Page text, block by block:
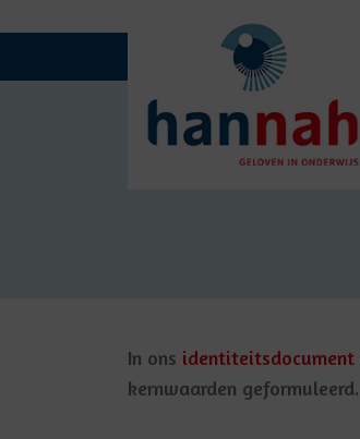
In ons identiteitsdocument
kernwaarden geformuleerd.